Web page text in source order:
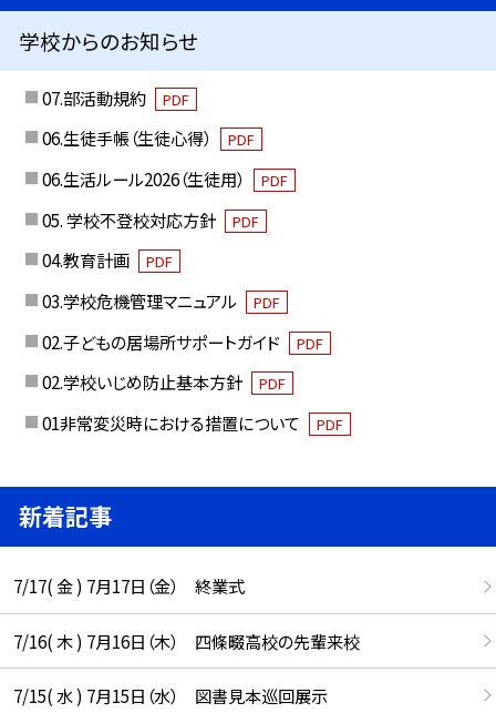
学校からのお知らせ
07.部活動規約 PDF
06.生徒手帳（生徒心得） PDF
06.生活ルール2026（生徒用） PDF
05. 学校不登校対応方針 PDF
04.教育計画 PDF
03.学校危機管理マニュアル PDF
02.子どもの居場所サポートガイド PDF
02.学校いじめ防止基本方針 PDF
01非常変災時における措置について PDF
新着記事
7/17( 金 ) 7月17日（金） 終業式
7/16( 木 ) 7月16日（木） 四條畷高校の先輩来校
7/15( 水 ) 7月15日（水） 図書見本巡回展示